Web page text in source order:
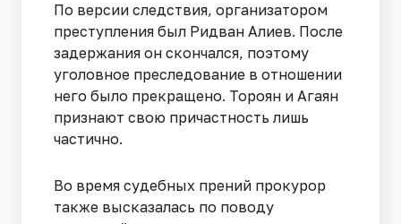
По версии следствия, организатором
преступления был Ридван Алиев. После
задержания он скончался, поэтому
уголовное преследование в отношении
него было прекращено. Тороян и Агаян
признают свою причастность лишь
частично.
Во время судебных прений прокурор
также высказалась по поводу